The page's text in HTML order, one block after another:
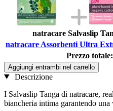
natracare Salvaslip
natracare Assorbenti Ultra
Prezzo totale:
Aggiungi entrambi nel carrello
Descrizione
I Salvaslip Tanga di natracare,
biancheria intima garantendo